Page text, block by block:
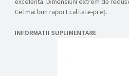
Cel mai bun raport calitate-preț.
INFORMATII SUPLIMENTARE